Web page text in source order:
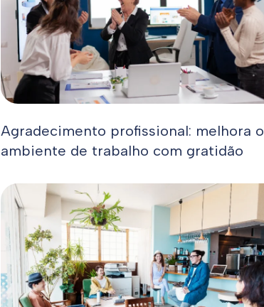
Agradecimento profissional: melhora o
ambiente de trabalho com gratidão